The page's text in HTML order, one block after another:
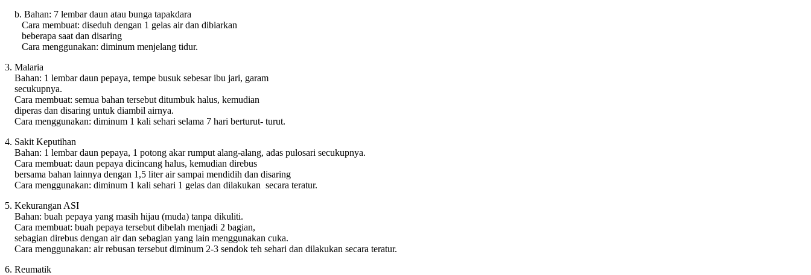
b. Bahan: 7 lembar daun atau bunga tapakdara
Cara membuat: diseduh dengan 1 gelas air dan dibiarkan
beberapa saat dan disaring
Cara menggunakan: diminum menjelang tidur.
3. Malaria
Bahan: 1 lembar daun pepaya, tempe busuk sebesar ibu jari, garam
secukupnya.
Cara membuat: semua bahan tersebut ditumbuk halus, kemudian
diperas dan disaring untuk diambil airnya.
Cara menggunakan: diminum 1 kali sehari selama 7 hari berturut- turut.
4. Sakit Keputihan
Bahan: 1 lembar daun pepaya, 1 potong akar rumput alang-alang, adas pulosari secukupnya.
Cara membuat: daun pepaya dicincang halus, kemudian direbus
bersama bahan lainnya dengan 1,5 liter air sampai mendidih dan disaring
Cara menggunakan: diminum 1 kali sehari 1 gelas dan dilakukan secara teratur.
5. Kekurangan ASI
Bahan: buah pepaya yang masih hijau (muda) tanpa dikuliti.
Cara membuat: buah pepaya tersebut dibelah menjadi 2 bagian,
sebagian direbus dengan air dan sebagian yang lain menggunakan cuka.
Cara menggunakan: air rebusan tersebut diminum 2-3 sendok teh sehari dan dilakukan secara teratur.
6. Reumatik